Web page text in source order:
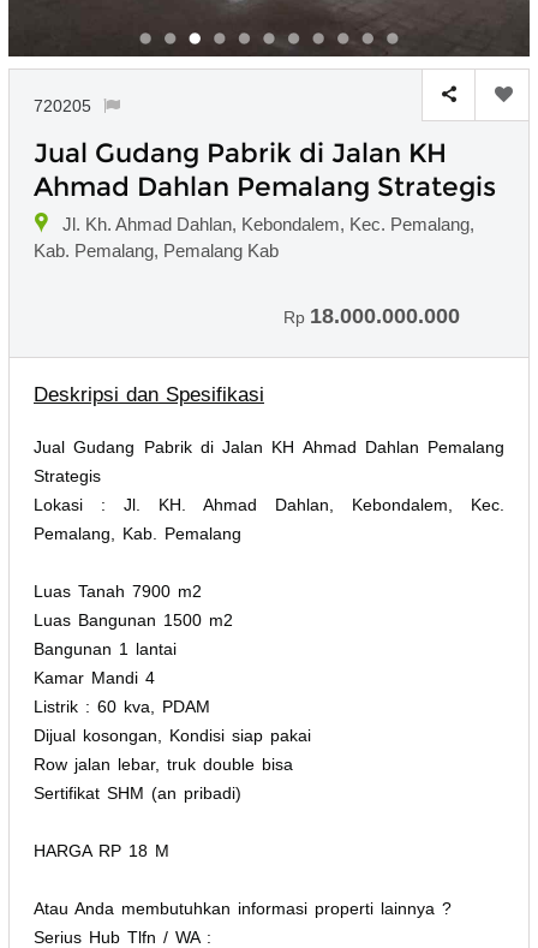
720205
Jual Gudang Pabrik di Jalan KH
Ahmad Dahlan Pemalang Strategis
Jl. Kh. Ahmad Dahlan, Kebondalem, Kec. Pemalang,
Kab. Pemalang, Pemalang Kab
Rp 18.000.000.000
Deskripsi dan Spesifikasi
Jual Gudang Pabrik di Jalan KH Ahmad Dahlan Pemalang
Strategis
Lokasi : Jl. KH. Ahmad Dahlan, Kebondalem, Kec.
Pemalang, Kab. Pemalang
Luas Tanah 7900 m2
Luas Bangunan 1500 m2
Bangunan 1 lantai
Kamar Mandi 4
Listrik : 60 kva, PDAM
Dijual kosongan, Kondisi siap pakai
Row jalan lebar, truk double bisa
Sertifikat SHM (an pribadi)
HARGA RP 18 M
Atau Anda membutuhkan informasi properti lainnya ?
Serius Hub Tlfn / WA :